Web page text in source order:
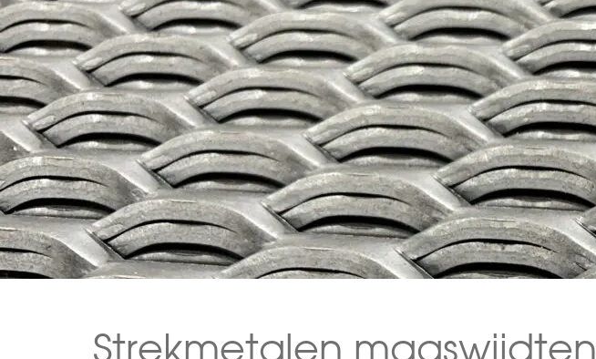
Strekmetalen maaswijdten